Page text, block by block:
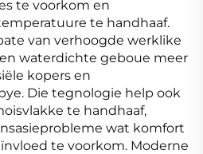
te voorkom en
te handhaaf.
van verhoogde werklike
waterdichte geboue meer
kopers en
Die tegnologie help ook
te handhaaf,
wat komfort
te voorkom. Moderne